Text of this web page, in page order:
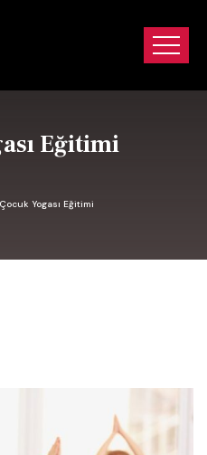
Eğitimi
Çocuk Yogası Eğitimi